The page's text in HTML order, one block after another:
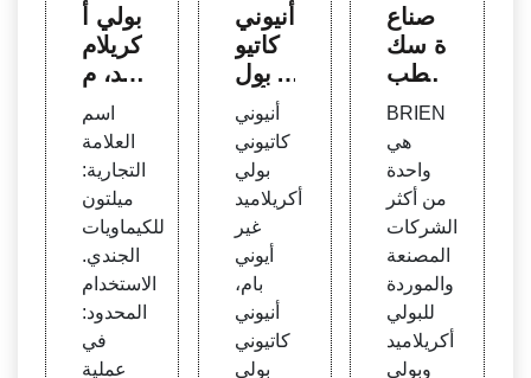
بولي أ
كريلام
يد، م
صدر
ي بول
ي أكر
يلاميد
الكاتيو
ني مو
مباي
اسم
العلامة
التجارية:
ميلتون
للكيماويات
الجندي.
الاستخدام
المحدود:
في
عملية
أنيوني
كاتيو
ني بول
ي أكر
يلاميد
غير أي
وني -
شراء
بام، أن
يوني
كاتيو
ني بول
ي أكر
أنيوني
كاتيوني
بولي
أكريلاميد
غير
أيوني
بام،
أنيوني
كاتيوني
بولي
صناع
ة سك
ر الطب
خ بول
يلاميد
المصن
عين و
المور
دين -
بولي أ
كريلام
يد أنيو
BRIEN
هي
واحدة
من أكثر
الشركات
المصنعة
والموردة
للبولي
أكريلاميد
وبولي